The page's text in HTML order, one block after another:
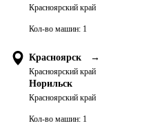
Красноярский край
Кол-во машин: 1
Красноярск →
Красноярский край
Норильск
Красноярский край
Кол-во машин: 1